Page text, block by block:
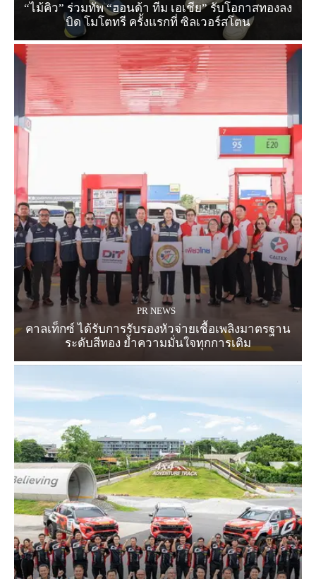
“ไม้คิว” ร่วมทัพ “ฮอนด้า ทีม เอเชีย” รับโอกาสทองลง
บิด โมโตทรี ครั้งแรกที่ ซิลเวอร์สโตน
PR NEWS
คาลเท็กซ์ ได้รับการรับรองหัวจ่ายเชื้อเพลิงมาตรฐาน
ระดับสีทอง ย้ำความมั่นใจทุกการเติม